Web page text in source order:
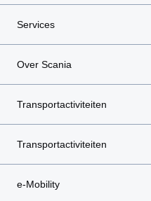
Services
Over Scania
Transportactiviteiten
Transportactiviteiten
e-Mobility